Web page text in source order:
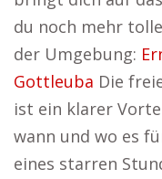
du noch mehr
der Umgebung:
Gottleuba Die
ist ein klarer
wann und wo es
eines starren